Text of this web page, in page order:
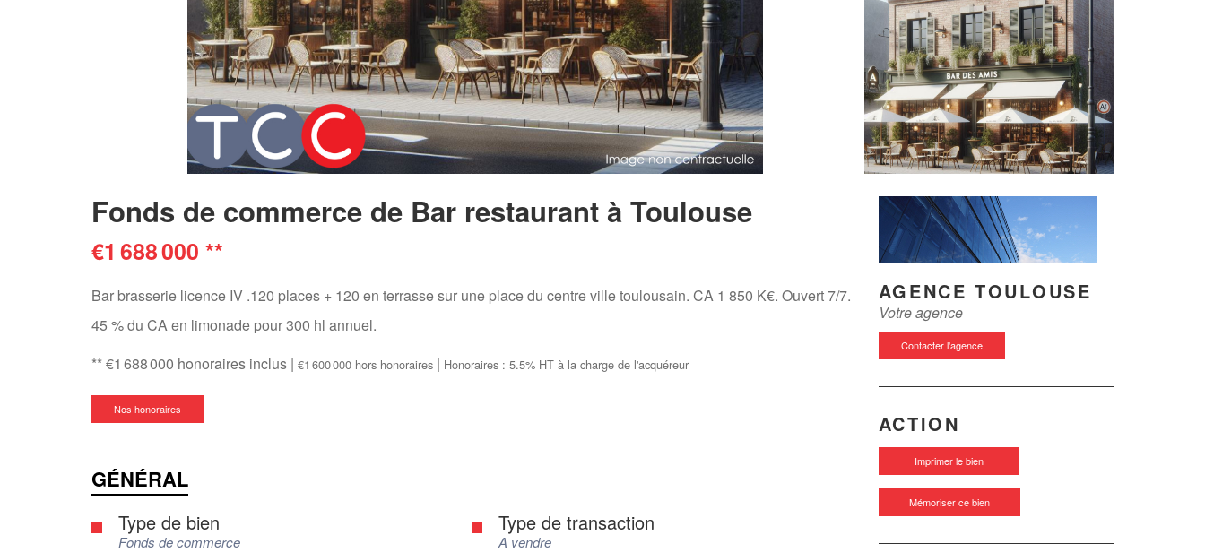
Fonds de commerce de Bar restaurant à Toulouse
€1 688 000 **
Bar brasserie licence IV .120 places + 120 en terrasse sur une place du centre ville toulousain. CA 1 850 K€. Ouvert 7/7.
45 % du CA en limonade pour 300 hl annuel.
** €1 688 000 honoraires inclus | €1 600 000 hors honoraires | Honoraires : 5.5% HT à la charge de l'acquéreur
Nos honoraires
GÉNÉRAL
Type de bien
Fonds de commerce
Type de transaction
A vendre
AGENCE TOULOUSE
Votre agence
Contacter l'agence
ACTION
Imprimer le bien
Mémoriser ce bien